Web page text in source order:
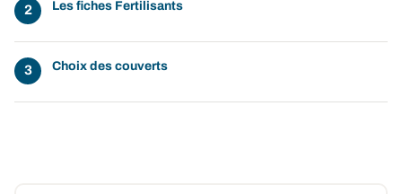
Les fiches Fertilisants
Choix des couverts